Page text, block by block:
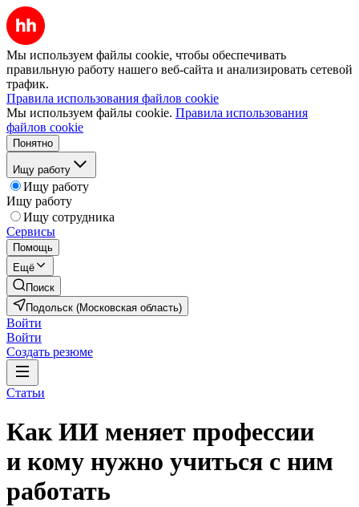
Мы используем файлы cookie, чтобы обеспечивать
правильную работу нашего веб-сайта и анализировать сетевой
трафик.
Правила использования файлов cookie
Мы используем файлы cookie. Правила использования
файлов cookie
Понятно
Ищу работу
Ищу работу
Ищу работу
Ищу сотрудника
Сервисы
Помощь
Ещё
Поиск
Подольск (Московская область)
Войти
Войти
Создать резюме
Статьи
Как ИИ меняет профессии
и кому нужно учиться с ним
работать